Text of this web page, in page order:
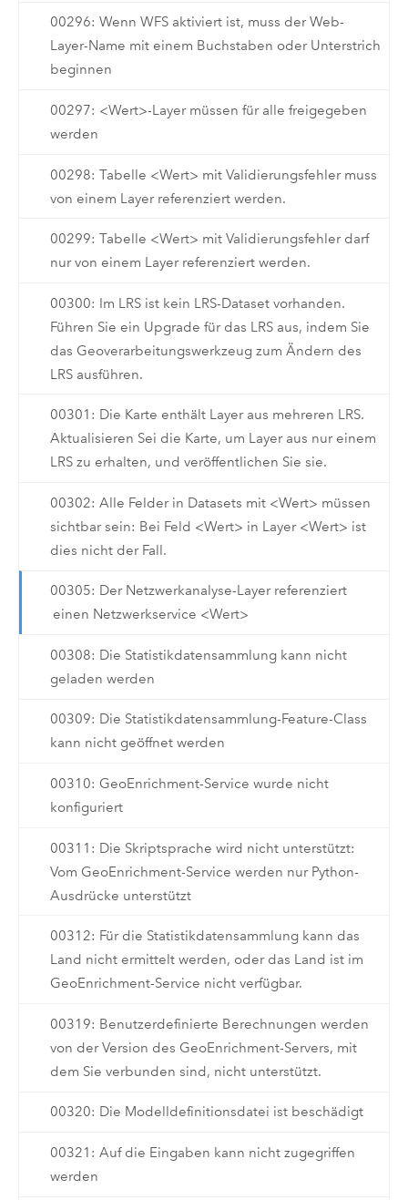
00296: Wenn WFS aktiviert ist, muss der Web-
Layer-Name mit einem Buchstaben oder Unterstrich
beginnen
00297: <Wert>-Layer müssen für alle freigegeben
werden
00298: Tabelle <Wert> mit Validierungsfehler muss
von einem Layer referenziert werden.
00299: Tabelle <Wert> mit Validierungsfehler darf
nur von einem Layer referenziert werden.
00300: Im LRS ist kein LRS-Dataset vorhanden.
Führen Sie ein Upgrade für das LRS aus, indem Sie
das Geoverarbeitungswerkzeug zum Ändern des
LRS ausführen.
00301: Die Karte enthält Layer aus mehreren LRS.
Aktualisieren Sei die Karte, um Layer aus nur einem
LRS zu erhalten, und veröffentlichen Sie sie.
00302: Alle Felder in Datasets mit <Wert> müssen
sichtbar sein: Bei Feld <Wert> in Layer <Wert> ist
dies nicht der Fall.
00305: Der Netzwerkanalyse-Layer referenziert
einen Netzwerkservice <Wert>
00308: Die Statistikdatensammlung kann nicht
geladen werden
00309: Die Statistikdatensammlung-Feature-Class
kann nicht geöffnet werden
00310: GeoEnrichment-Service wurde nicht
konfiguriert
00311: Die Skriptsprache wird nicht unterstützt:
Vom GeoEnrichment-Service werden nur Python-
Ausdrücke unterstützt
00312: Für die Statistikdatensammlung kann das
Land nicht ermittelt werden, oder das Land ist im
GeoEnrichment-Service nicht verfügbar.
00319: Benutzerdefinierte Berechnungen werden
von der Version des GeoEnrichment-Servers, mit
dem Sie verbunden sind, nicht unterstützt.
00320: Die Modelldefinitionsdatei ist beschädigt
00321: Auf die Eingaben kann nicht zugegriffen
werden